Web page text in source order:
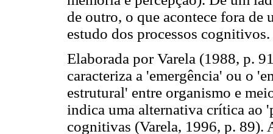
de outro, o que acontece fora de
estudo dos processos cognitivos.
Elaborada por Varela (1988, p.
caracteriza a 'emergência' ou o
estrutural' entre organismo e
indica uma alternativa crítica ao
cognitivas (Varela, 1996, p.